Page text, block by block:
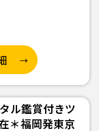
ル鑑賞付きツ
＊福岡発東京